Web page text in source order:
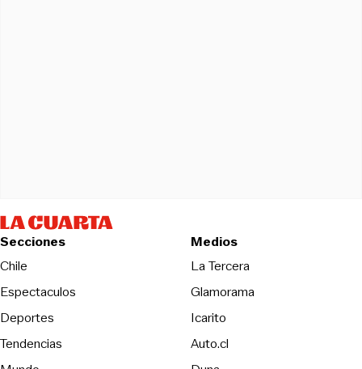
Secciones
Chile
Espectaculos
Deportes
Tendencias
Medios
La TerceraOpens in new
Glamorama
Icarito
Auto.cl